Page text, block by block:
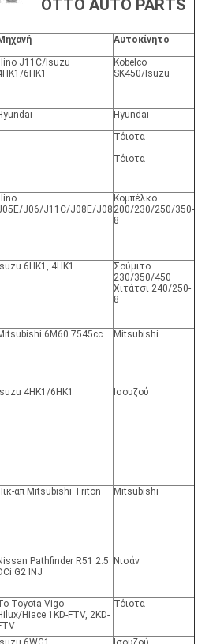
ΟΤΤΟ AUTO PARTS
Αυτοκίνητο
J11C/Isuzu
6HK1
Kobelco
SK450/Isuzu
Hyundai
Τόιοτα
Τόιοτα
J06/J11C/J08E/J08
Κομπέλκο
200/230/250/350-
8
Isuzu 6HK1, 4HK1
Σούμιτο
230/350/450
Χιτάτσι 240/250-
8
6M60 7545cc Mitsubishi
Isuzu 4HK1/6HK1 Ισουζού
απ Mitsubishi Triton Mitsubishi
Pathfinder R51 2.5
G2 INJ
Νισάν
Toyota Vigo-
Hiace 1KD-FTV, 2KD-
Τόιοτα